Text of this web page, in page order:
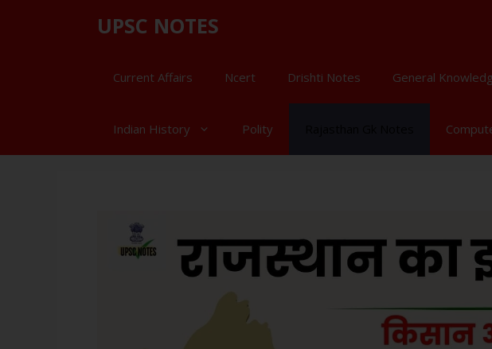
UPSC NOTES
Current Affairs Ncert Drishti Notes General
Indian History Polity